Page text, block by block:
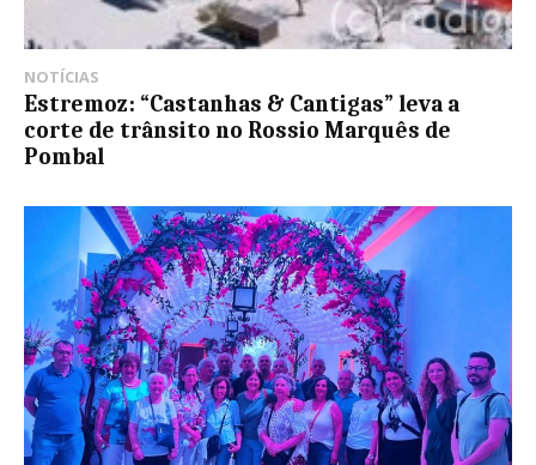
NOTÍCIAS
Estremoz: “Castanhas & Cantigas” leva a
corte de trânsito no Rossio Marquês de
Pombal